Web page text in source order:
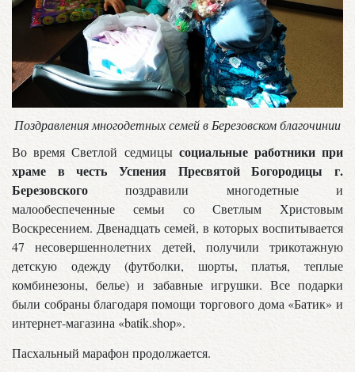
Поздравления многодетных семей в Березовском благочинии
Во время Светлой седмицы социальные работники при
храме в честь Успения Пресвятой Богородицы г.
Березовскогопоздравили многодетные и
малообеспеченные семьи со Светлым Христовым
Воскресением. Двенадцать семей, в которых воспитывается
47 несовершеннолетних детей, получили трикотажную
детскую одежду (футболки, шорты, платья, теплые
комбинезоны, белье) и забавные игрушки. Все подарки
были собраны благодаря помощи торгового дома «Батик» и
интернет-магазина «batik.shop».
Пасхальный марафон продолжается.